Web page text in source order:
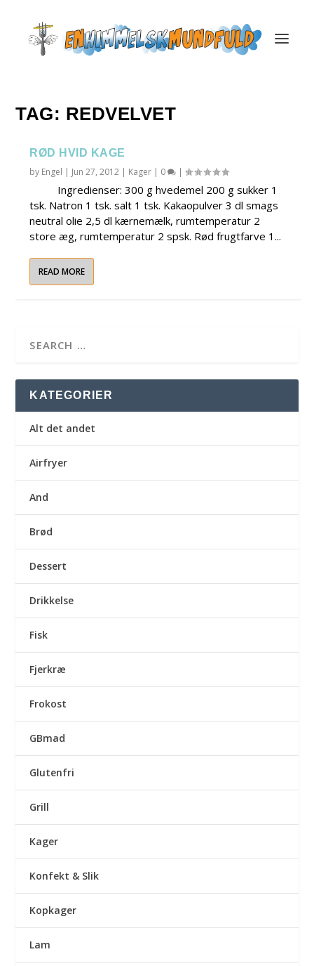
TAG: REDVELVET
RØD HVID KAGE
by Engel | Jun 27, 2012 | Kager | 0 |
Ingredienser: 300 g hvedemel 200 g sukker 1
tsk. Natron 1 tsk. salt 1 tsk. Kakaopulver 3 dl smags
neutral olie 2,5 dl kærnemælk, rumtemperatur 2
store æg, rumtemperatur 2 spsk. Rød frugtfarve 1...
READ MORE
KATEGORIER
Alt det andet
Airfryer
And
Brød
Dessert
Drikkelse
Fisk
Fjerkræ
Frokost
GBmad
Glutenfri
Grill
Kager
Konfekt & Slik
Kopkager
Lam